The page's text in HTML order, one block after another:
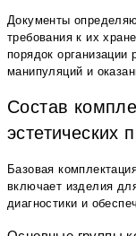
Документы
требования к их
порядок организации
манипуляций и
Состав
эстетических
Базовая
включает изделия
диагностики и